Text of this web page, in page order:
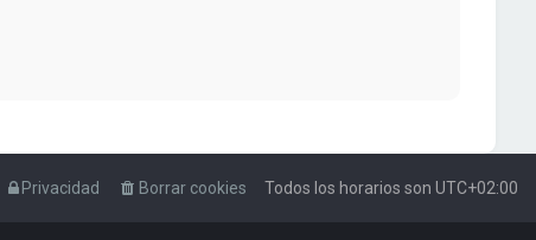
Todos los horarios son UTC+02:00
Borrar cookies
Privacidad